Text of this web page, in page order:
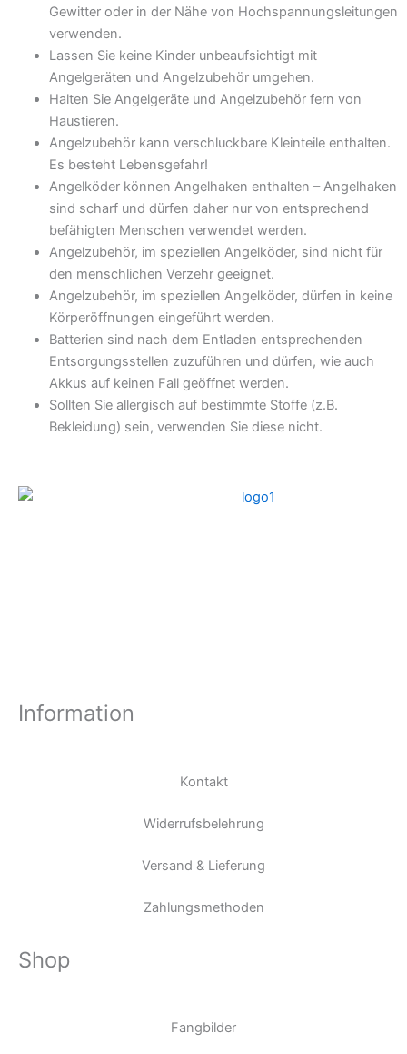
Gewitter oder in der Nähe von Hochspannungsleitungen
verwenden.
Lassen Sie keine Kinder unbeaufsichtigt mit
Angelgeräten und Angelzubehör umgehen.
Halten Sie Angelgeräte und Angelzubehör fern von
Haustieren.
Angelzubehör kann verschluckbare Kleinteile enthalten.
Es besteht Lebensgefahr!
Angelköder können Angelhaken enthalten – Angelhaken
sind scharf und dürfen daher nur von entsprechend
befähigten Menschen verwendet werden.
Angelzubehör, im speziellen Angelköder, sind nicht für
den menschlichen Verzehr geeignet.
Angelzubehör, im speziellen Angelköder, dürfen in keine
Körperöffnungen eingeführt werden.
Batterien sind nach dem Entladen entsprechenden
Entsorgungsstellen zuzuführen und dürfen, wie auch
Akkus auf keinen Fall geöffnet werden.
Sollten Sie allergisch auf bestimmte Stoffe (z.B.
Bekleidung) sein, verwenden Sie diese nicht.
Information
Kontakt
Widerrufsbelehrung
Versand & Lieferung
Zahlungsmethoden
Shop
Fangbilder